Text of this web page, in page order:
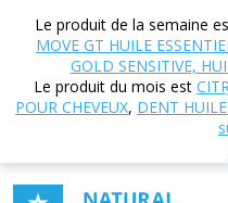
Le produit de la semaine
MOVE GT HUILE
GOLD SENSITIVE,
Le produit du mois est
POUR CHEVEUX, DENT
Boutique en ligne
Soins de la peau
Elixir C60 Cream –
Golden Elixir
Flow